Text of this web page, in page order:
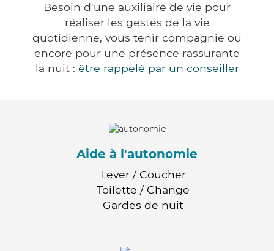
Besoin d'une auxiliaire de vie pour
réaliser les gestes de la vie
quotidienne, vous tenir compagnie ou
encore pour une présence rassurante
la nuit : être rappelé par un conseiller
Aide à l'autonomie
Lever / Coucher
Toilette / Change
Gardes de nuit